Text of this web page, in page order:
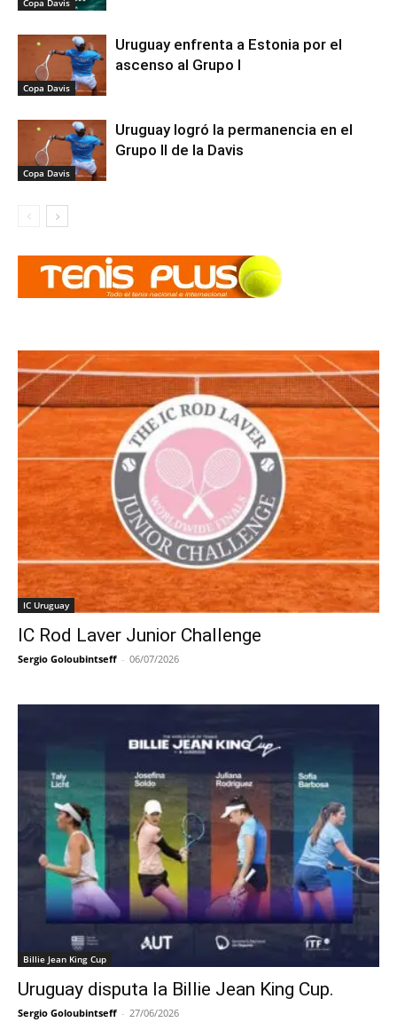
Copa Davis
Uruguay enfrenta a Estonia por el
ascenso al Grupo I
Copa Davis
Uruguay logró la permanencia en el
Grupo II de la Davis
IC Uruguay
IC Rod Laver Junior Challenge
Sergio Goloubintseff - 06/07/2026
Billie Jean King Cup
Uruguay disputa la Billie Jean King Cup.
Sergio Goloubintseff - 27/06/2026